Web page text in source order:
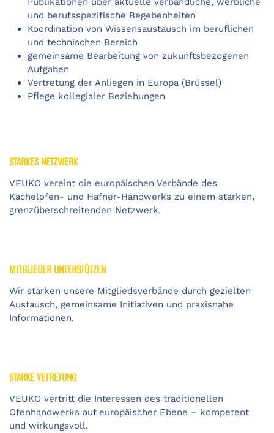
und berufsspezifische Begebenheiten
Koordination von Wissensaustausch im beruflichen
und technischen Bereich
gemeinsame Bearbeitung von zukunftsbezogenen
Aufgaben
Vertretung der Anliegen in Europa (Brüssel)
Pflege kollegialer Beziehungen
STARKES NETZWERK
VEUKO vereint die europäischen Verbände des
Kachelofen- und Hafner-Handwerks zu einem starken,
grenzüberschreitenden Netzwerk.
MITGLIEDER UNTERSTÜTZEN
Wir stärken unsere Mitgliedsverbände durch gezielten
Austausch, gemeinsame Initiativen und praxisnahe
Informationen.
STARKE VETRETUNG
VEUKO vertritt die Interessen des traditionellen
Ofenhandwerks auf europäischer Ebene – kompetent
und wirkungsvoll.